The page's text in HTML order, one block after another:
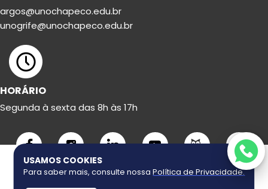
USAMOS COOKIES
Para saber mais, consulte nossaPolítica de Privacidade.
argos@unochapeco.edu.br
unogrife@unochapeco.edu.br
HORÁRIO
Segunda à sexta das 8h às 17h
Copyright ©2026Uno Grife. Todos os direitos reservados.